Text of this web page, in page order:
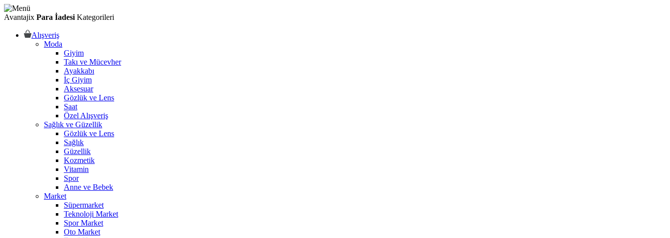
Avantajix Para İadesi Kategorileri
Alışveriş
Moda
Giyim
Takı ve Mücevher
Ayakkabı
İç Giyim
Aksesuar
Gözlük ve Lens
Saat
Özel Alışveriş
Sağlık ve Güzellik
Gözlük ve Lens
Sağlık
Güzellik
Kozmetik
Vitamin
Spor
Anne ve Bebek
Market
Süpermarket
Teknoloji Market
Spor Market
Oto Market